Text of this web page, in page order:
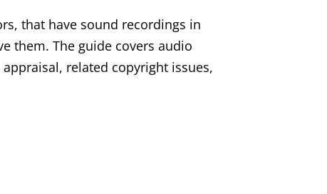
that have sound recordings in
them. The guide covers audio
related copyright issues,